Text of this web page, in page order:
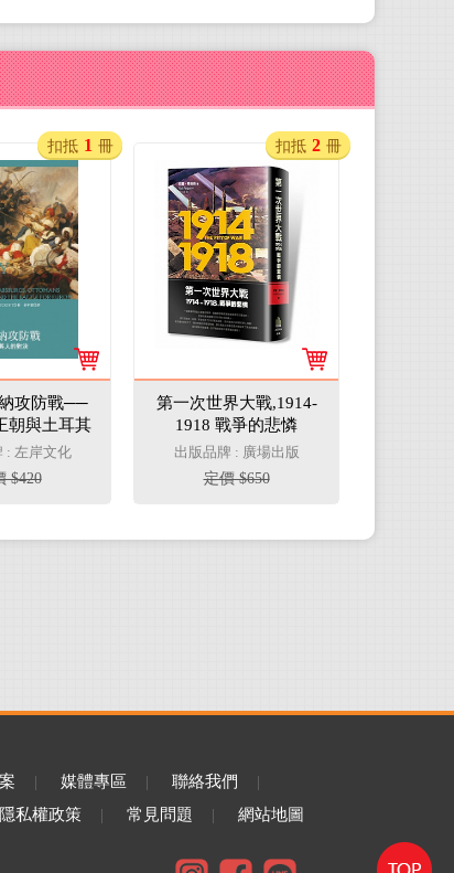
攻防戰──
朝與土耳其
對決
: 左岸文化
$420
扣抵 1 冊
第一次世界大戰,1914-
1918 戰爭的悲憐
出版品牌 : 廣場出版
定價 $650
扣抵 2 冊
| 媒體專區 | 聯絡我們
|
隱私權政策 | 常見問題 | 網站地圖